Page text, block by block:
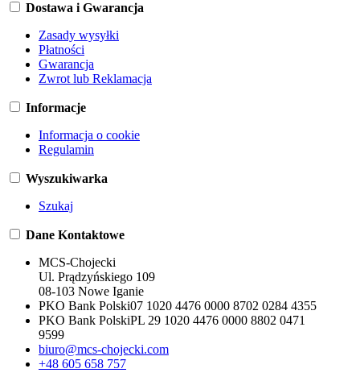
Dostawa i Gwarancja
Zasady wysyłki
Płatności
Gwarancja
Zwrot lub Reklamacja
Informacje
Informacja o cookie
Regulamin
Wyszukiwarka
Szukaj
Dane Kontaktowe
MCS-Chojecki
Ul. Prądzyńskiego 109
08-103 Nowe Iganie
PKO Bank Polski07 1020 4476 0000 8702 0284 4355
PKO Bank PolskiPL 29 1020 4476 0000 8802 0471
9599
biuro@mcs-chojecki.com
+48 605 658 757